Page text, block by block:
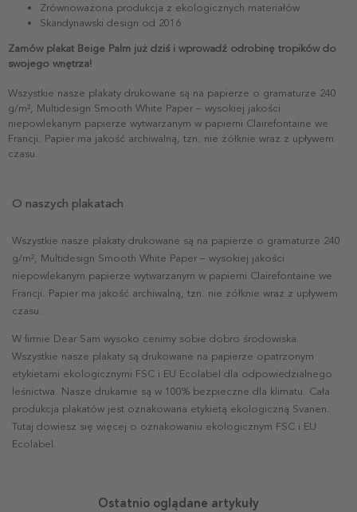
Zrównoważona produkcja z ekologicznych materiałów
Skandynawski design od 2016
Zamów plakat Beige Palm już dziś i wprowadź odrobinę tropików do
swojego wnętrza!
Wszystkie nasze plakaty drukowane są na papierze o gramaturze 240
g/m², Multidesign Smooth White Paper – wysokiej jakości
niepowlekanym papierze wytwarzanym w papierni Clairefontaine we
Francji. Papier ma jakość archiwalną, tzn. nie żółknie wraz z upływem
czasu.
O naszych plakatach
Wszystkie nasze plakaty drukowane są na papierze o gramaturze 240
g/m², Multidesign Smooth White Paper – wysokiej jakości
niepowlekanym papierze wytwarzanym w papierni Clairefontaine we
Francji. Papier ma jakość archiwalną, tzn. nie żółknie wraz z upływem
czasu.
W firmie Dear Sam wysoko cenimy sobie dobro środowiska.
Wszystkie nasze plakaty są drukowane na papierze opatrzonym
etykietami ekologicznymi FSC i EU Ecolabel dla odpowiedzialnego
leśnictwa. Nasze drukarnie są w 100% bezpieczne dla klimatu. Cała
produkcja plakatów jest oznakowana etykietą ekologiczną Svanen.
Tutaj dowiesz się więcej o oznakowaniu ekologicznym FSC i EU
Ecolabel.
Ostatnio oglądane artykuły